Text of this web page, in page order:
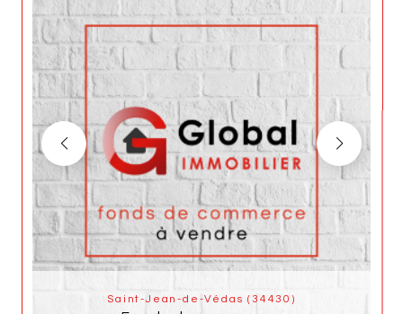
Saint-Jean-de-Védas (34430)